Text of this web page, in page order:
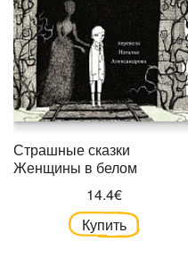
Страшные сказки
Женщины в белом
14.4€
Купить